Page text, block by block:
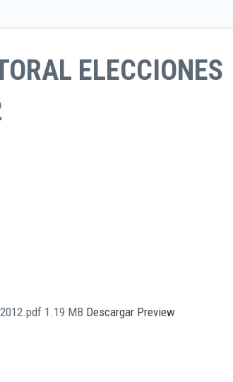
ELECCIONES
1.19 MB Descargar Preview